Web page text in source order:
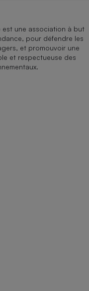
est une association à but
pour défendre les
et promouvoir une
et respectueuse des